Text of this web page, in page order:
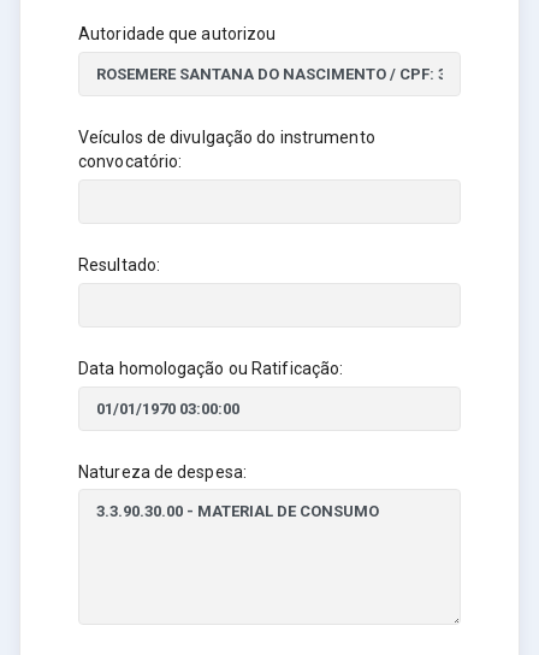
Autoridade que autorizou
Veículos de divulgação do instrumento
convocatório:
Resultado:
Data homologação ou Ratificação:
Natureza de despesa: